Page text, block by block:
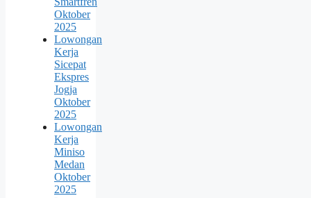
Oktober
2025
Lowongan
Kerja
Sicepat
Ekspres
Jogja
Oktober
2025
Lowongan
Kerja
Miniso
Medan
Oktober
2025